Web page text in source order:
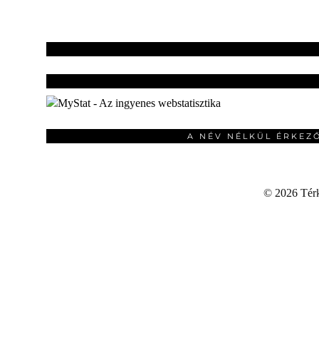
A NÉV NÉLKÜL
© 2026